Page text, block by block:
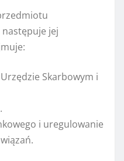
jej
Skarbowym i
i uregulowanie